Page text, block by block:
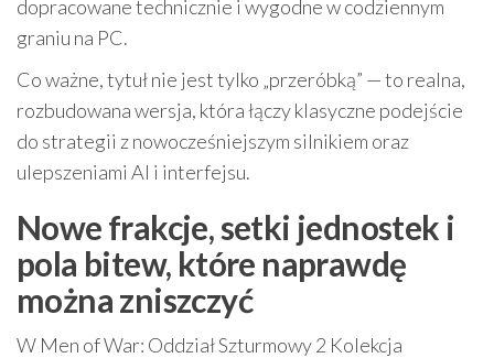
dopracowane technicznie i wygodne w codziennym
graniu na PC.
Co ważne, tytuł nie jest tylko „przeróbką” — to realna,
rozbudowana wersja, która łączy klasyczne podejście
do strategii z nowocześniejszym silnikiem oraz
ulepszeniami AI i interfejsu.
Nowe frakcje, setki jednostek i
pola bitew, które naprawdę
można zniszczyć
W Men of War: Oddział Szturmowy 2 Kolekcja